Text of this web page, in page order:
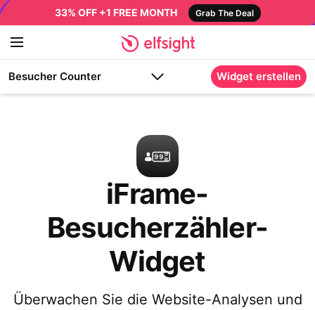
33% OFF +1 FREE MONTH Grab The Deal
Besucher Counter Widget erstellen
iFrame-
Besucherzähler-
Widget
Überwachen Sie die Website-Analysen und